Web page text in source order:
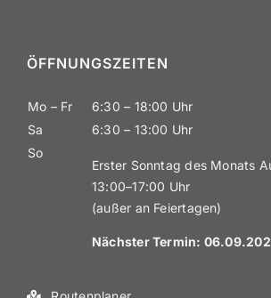
ÖFFNUNGS­ZEITEN
Mo – Fr
6:30 – 18:00 Uhr
Sa
6:30 – 13:00 Uhr
So
Erster Sonntag des Monats
13:00–17:00 Uhr
(außer an Feiertagen)
Nächster Termin: 06.09